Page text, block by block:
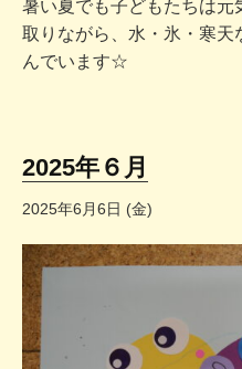
暑い夏でも子どもたちは元
取りながら、水・氷・寒天
んでいます☆
2025年６月
2025年6月6日 (金)